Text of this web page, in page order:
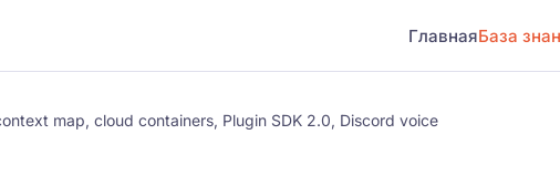
ГлавнаяБаза
map, cloud containers, Plugin SDK 2.0, Discord voice